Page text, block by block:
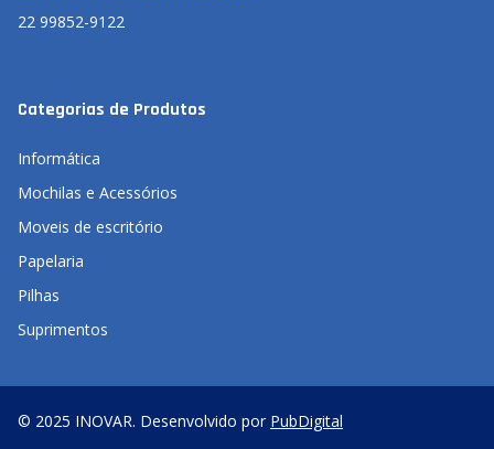
22 99852-9122
Categorias de Produtos
Informática
Mochilas e Acessórios
Moveis de escritório
Papelaria
Pilhas
Suprimentos
© 2025 INOVAR. Desenvolvido por PubDigital